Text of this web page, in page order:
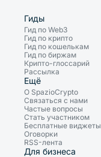
Гиды
Гид по Web3
Гид по крипто
Гид по кошелькам
Гид по биржам
Крипто-глоссарий
Рассылка
Ещё
О SpazioCrypto
Связаться с нами
Частые вопросы
Стать участником
Бесплатные виджеты
Оговорки
RSS-лента
Для бизнеса